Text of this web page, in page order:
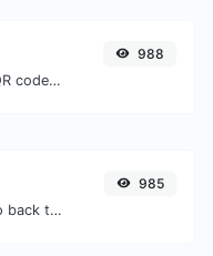
Envie uma imagem de QR code e extraia os dados.
988
Decode Base64 input to back to string.
985